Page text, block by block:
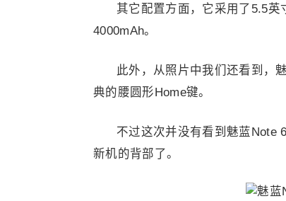
其它配置方面，它采用了5.5英
4000mAh。
此外，从照片中我们还看到，
典的腰圆形Home键。
不过这次并没有看到魅蓝Note
新机的背部了。